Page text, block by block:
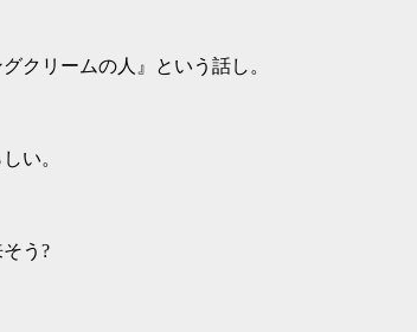
クリームの人』という話し。
い。
う?